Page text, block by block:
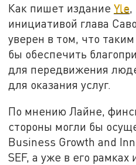
Как пишет изданиеYle,
инициативой глава
уверен в том, что
бы обеспечить
для передвижения
для оказания услуг.
По мнению Лайне,
стороны могли бы
Business Growth and
SEF, а уже в его рамках